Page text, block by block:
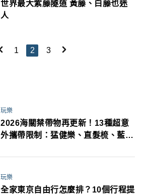
世界最大紫藤隧道 黃藤、白藤也迷
人
1 2 3
玩樂
2026海關禁帶物再更新！13種超意
外攜帶限制：猛健樂、直髮梳、藍牙
萬！注意事項一次看！
玩樂
全家東京自由行怎麼排？10個行程提